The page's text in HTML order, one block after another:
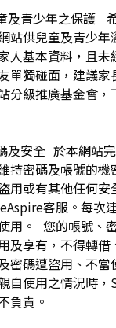
及青少年之保護
站供兒童及青少
人基本資料，且未
單獨碰面，建議家
分級推廣基金會，
及安全 於本網站
持密碼及帳號的機
用或有其他任何安
客服。每次
用。 您的帳號、
及享有，不得轉借
密碼遭盜用、不當
自使用之情況時，
負責。